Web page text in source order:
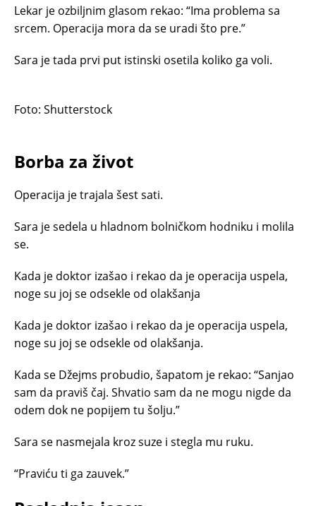
Lekar je ozbiljnim glasom rekao: “Ima problema sa
srcem. Operacija mora da se uradi što pre.”
Sara je tada prvi put istinski osetila koliko ga voli.
Foto: Shutterstock
Borba za život
Operacija je trajala šest sati.
Sara je sedela u hladnom bolničkom hodniku i molila
se.
Kada je doktor izašao i rekao da je operacija uspela,
noge su joj se odsekle od olakšanja
Kada je doktor izašao i rekao da je operacija uspela,
noge su joj se odsekle od olakšanja.
Kada se Džejms probudio, šapatom je rekao: “Sanjao
sam da praviš čaj. Shvatio sam da ne mogu nigde da
odem dok ne popijem tu šolju.”
Sara se nasmejala kroz suze i stegla mu ruku.
“Praviću ti ga zauvek.”